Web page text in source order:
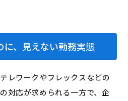
に、見えない勤務実態
レワークやフレックスなどの
対応が求められる一方で、企